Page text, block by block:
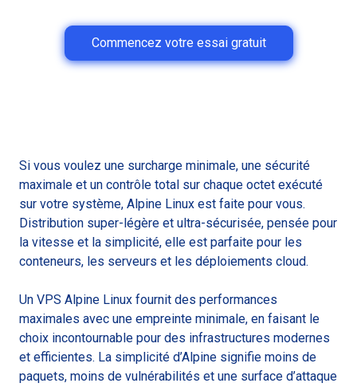
Commencez votre essai gratuit
Si vous voulez une surcharge minimale, une sécurité
maximale et un contrôle total sur chaque octet exécuté
sur votre système, Alpine Linux est faite pour vous.
Distribution super-légère et ultra-sécurisée, pensée pour
la vitesse et la simplicité, elle est parfaite pour les
conteneurs, les serveurs et les déploiements cloud.
Un VPS Alpine Linux fournit des performances
maximales avec une empreinte minimale, en faisant le
choix incontournable pour des infrastructures modernes
et efficientes. La simplicité d’Alpine signifie moins de
paquets, moins de vulnérabilités et une surface d’attaque